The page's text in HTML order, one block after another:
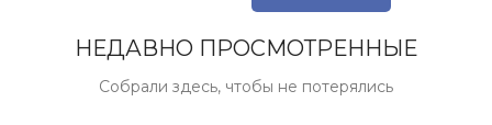
НЕДАВНО ПРОСМОТРЕННЫЕ
Собрали здесь, чтобы не потерялись